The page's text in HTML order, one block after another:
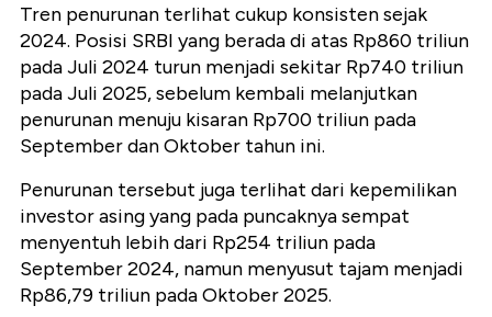
Tren penurunan terlihat cukup konsisten sejak
2024. Posisi SRBI yang berada di atas Rp860 triliun
pada Juli 2024 turun menjadi sekitar Rp740 triliun
pada Juli 2025, sebelum kembali melanjutkan
penurunan menuju kisaran Rp700 triliun pada
September dan Oktober tahun ini.
Penurunan tersebut juga terlihat dari kepemilikan
investor asing yang pada puncaknya sempat
menyentuh lebih dari Rp254 triliun pada
September 2024, namun menyusut tajam menjadi
Rp86,79 triliun pada Oktober 2025.